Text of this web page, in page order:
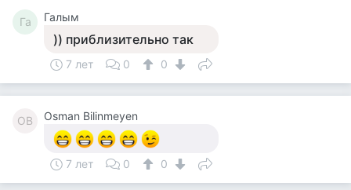
Га Галым
)) приблизительно так
7 лет 0 0
OB Osman Bilinmeyen
7 лет 0 0